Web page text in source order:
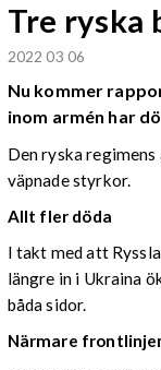
Tre ryska
2022 03 06
Nu kommer
inom armén har
Den ryska
väpnade styrkor.
Allt fler döda
I takt med att
längre in i Ukraina
båda sidor.
Närmare